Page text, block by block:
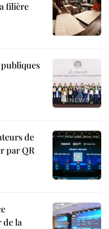
filière
de
par QR
de la